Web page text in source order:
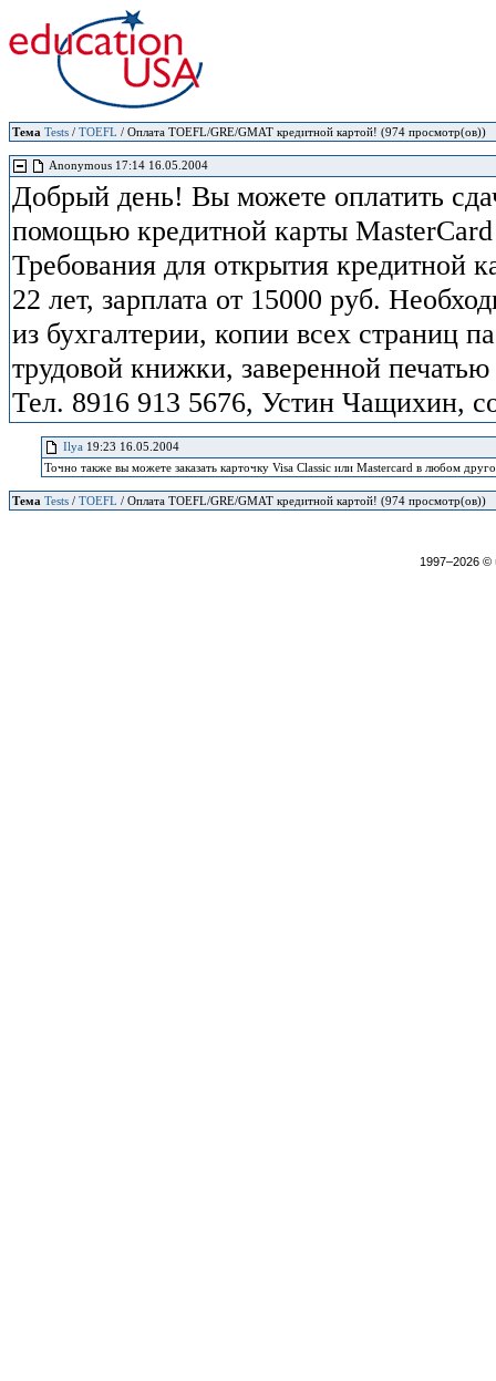
Тема Tests / TOEFL / Оплата TOEFL/GRE/GMAT кредитной картой! (974 просмотр(ов))
Anonymous 17:14 16.05.2004
Добрый день! Вы можете оплатить
помощью кредитной карты
Требования для открытия кредитной
22 лет, зарплата от 15000 руб.
из бухгалтерии, копии всех страниц
трудовой книжки, заверенной
Тел. 8916 913 5676, Устин Чащихин,
Ilya 19:23 16.05.2004
Точно также вы можете заказать карточку Visa Classic или Mastercard в любом
Тема Tests / TOEFL / Оплата TOEFL/GRE/GMAT кредитной картой! (974 просмотр(ов))
1997–2026 ©